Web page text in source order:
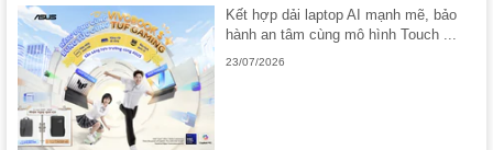
Kết hợp dải laptop AI mạnh mẽ, bảo
hành an tâm cùng mô hình Touch ...
23/07/2026